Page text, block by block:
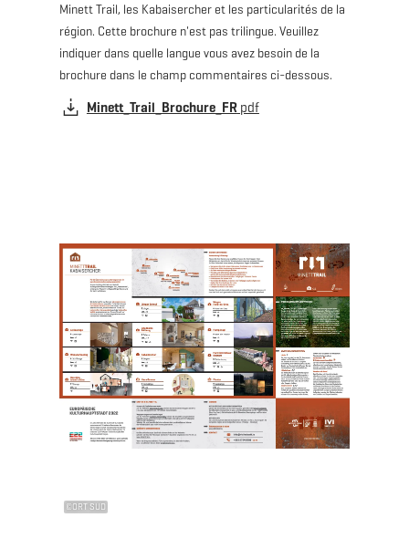
Minett Trail, les Kabaisercher et les particularités de la
région. Cette brochure n'est pas trilingue. Veuillez
indiquer dans quelle langue vous avez besoin de la
brochure dans le champ commentaires ci-dessous.
Minett_Trail_Brochure_FRpdf
©ORT SUD